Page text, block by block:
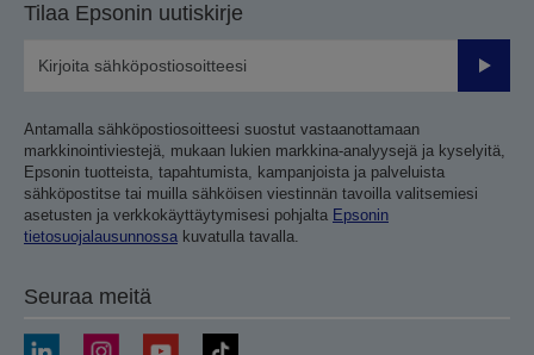
Tilaa Epsonin uutiskirje
Lähetä
Antamalla sähköpostiosoitteesi suostut vastaanottamaan
markkinointiviestejä, mukaan lukien markkina-analyysejä ja kyselyitä,
Epsonin tuotteista, tapahtumista, kampanjoista ja palveluista
sähköpostitse tai muilla sähköisen viestinnän tavoilla valitsemiesi
asetusten ja verkkokäyttäytymisesi pohjalta Epsonin
tietosuojalausunnossa kuvatulla tavalla.
Seuraa meitä